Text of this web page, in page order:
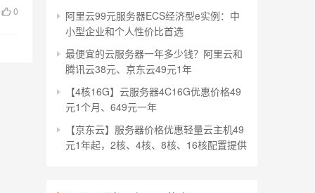
0
阿里云99元服务器ECS经济型e实例：中
小型企业和个人性价比首选
最便宜的云服务器一年多少钱？阿里云和
腾讯云38元、京东云49元1年
【4核16G】云服务器4C16G优惠价格49
元1个月、649元一年
【京东云】服务器价格优惠轻量云主机49
元1年起，2核、4核、8核、16核配置提供